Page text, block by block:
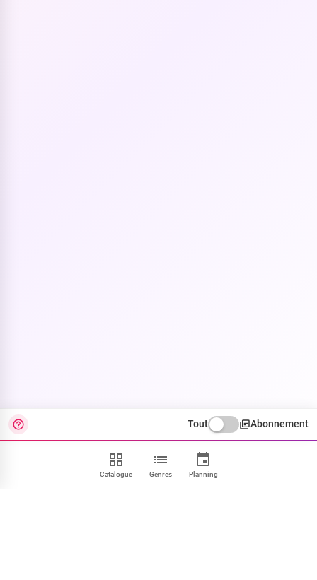
Catalogue Genres Planning
Tout Abonnement